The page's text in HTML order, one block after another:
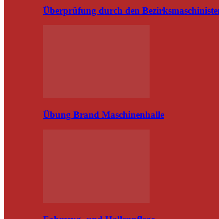
Überprüfung durch den
Übung Brand Maschinenhalle